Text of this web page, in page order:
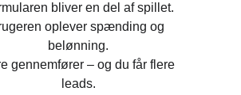
bliver en del af spillet.
oplever spænding og
belønning.
gennemfører – og du får flere
leads.